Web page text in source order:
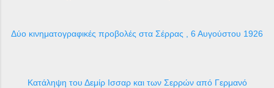
Δύο κινηματογραφικές προβολές στα Σέρρας , 6 Αυγούστου 1926
Κατάληψη του Δεμίρ Ισσαρ και των Σερρών από Γερμανό